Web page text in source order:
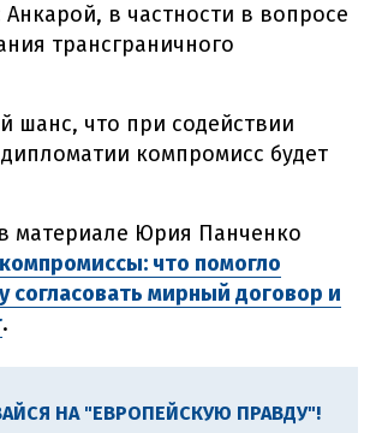
в частности в вопросе
трансграничного
шанс, что при содействии
компромисс будет
материале Юрия Панченко
что помогло
согласовать мирный договор и
.
НА "ЕВРОПЕЙСКУЮ ПРАВДУ"!